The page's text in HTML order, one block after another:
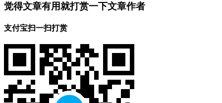
觉得文章有用就打赏一下文章作者
支付宝扫一扫打赏